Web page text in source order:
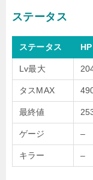
ステータス
ステータス HP
Lv最大
タスMAX
最終値
ゲージ –
キラー –